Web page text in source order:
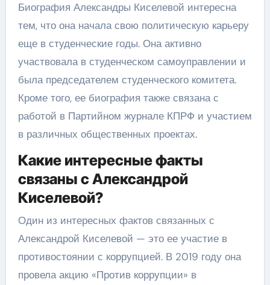
Биография Александры Киселевой интересна
тем, что она начала свою политическую карьеру
еще в студенческие годы. Она активно
участвовала в студенческом самоуправлении и
была председателем студенческого комитета.
Кроме того, ее биография также связана с
работой в Партийном журнале КПРФ и участием
в различных общественных проектах.
Какие интересные факты
связаны с Александрой
Киселевой?
Один из интересных фактов связанных с
Александрой Киселевой — это ее участие в
противостоянии с коррупцией. В 2019 году она
провела акцию «Против коррупции» в